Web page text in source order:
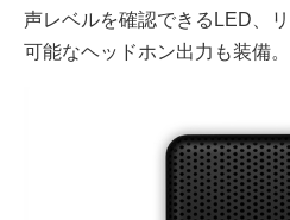
声レベルを確認できるLED、
可能なヘッドホン出力も装備。